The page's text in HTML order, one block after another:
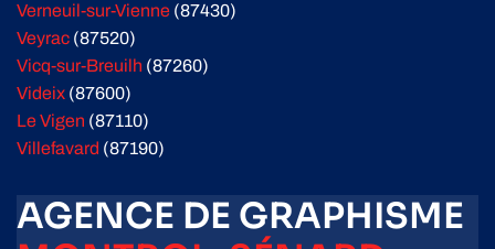
Verneuil-sur-Vienne (87430)
Veyrac (87520)
Vicq-sur-Breuilh (87260)
Videix (87600)
Le Vigen (87110)
Villefavard (87190)
AGENCE DE GRAPHISME